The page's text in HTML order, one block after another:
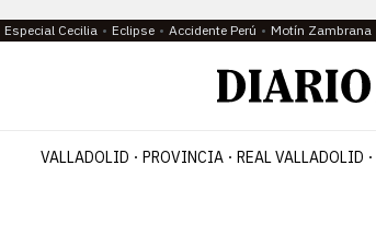
Especial Cecilia Eclipse Accidente Perú Motín Zambrana
VALLADOLID PROVINCIA REAL VALLADOLID